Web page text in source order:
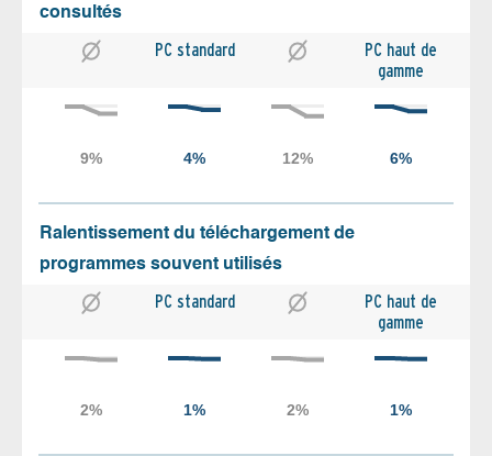
consultés
PC standard
PC haut de
gamme
Ralentissement du téléchargement de
programmes souvent utilisés
PC standard
PC haut de
gamme